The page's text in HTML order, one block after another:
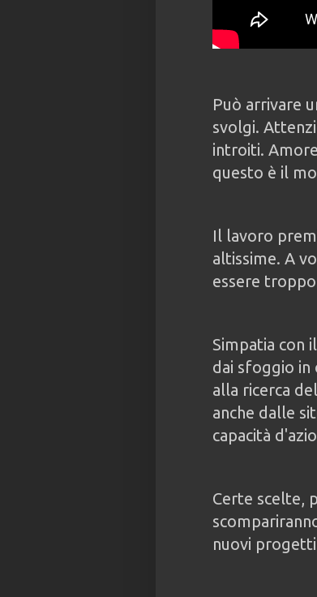
Può arrivare
svolgi.
introiti.
questo è il
Il lavoro
altissime. A
essere
Simpatia con
dai sfoggio in
alla ricerca
anche dalle
capacità
Certe scelte,
nuovi